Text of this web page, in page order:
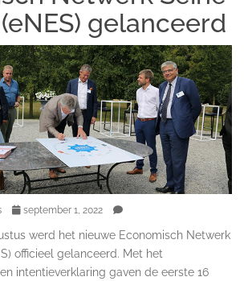
gelanceerd
september 1, 2022
werd het nieuwe Economisch Netwerk
officieel gelanceerd. Met het
intentieverklaring gaven de eerste 16